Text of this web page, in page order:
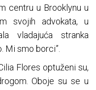
centru u Brooklynu u
svojih advokata, u
vladajuća stranka
Mi smo borci”.
Flores optuženi su,
Oboje su se u